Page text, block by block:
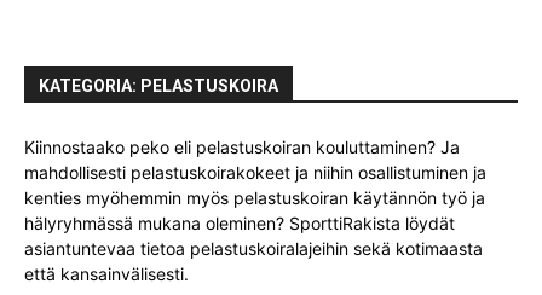
KATEGORIA: PELASTUSKOIRA
Kiinnostaako peko eli pelastuskoiran kouluttaminen? Ja
mahdollisesti pelastuskoirakokeet ja niihin osallistuminen ja
kenties myöhemmin myös pelastuskoiran käytännön työ ja
hälyryhmässä mukana oleminen? SporttiRakista löydät
asiantuntevaa tietoa pelastuskoiralajeihin sekä kotimaasta
että kansainvälisesti.